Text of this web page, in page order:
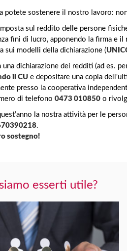
potete sostenere il nostro lavoro:
sul reddito delle persone
fini di lucro, apponendo la firma e il
sui modelli della dichiarazione (
una dichiarazione dei redditi (ad es.
il CU e depositare una copia
presso la cooperativa
di telefono 0473 010850 o
la nostra attività per le
.
sostegno!
esserti utile?